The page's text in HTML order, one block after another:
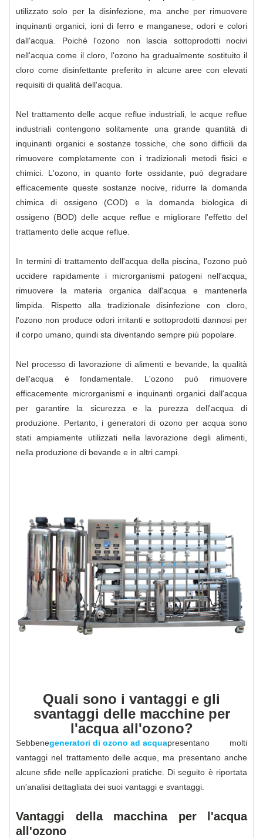
utilizzato solo per la disinfezione, ma anche per rimuovere
inquinanti organici, ioni di ferro e manganese, odori e colori
dall'acqua. Poiché l'ozono non lascia sottoprodotti nocivi
nell'acqua come il cloro, l'ozono ha gradualmente sostituito il
cloro come disinfettante preferito in alcune aree con elevati
requisiti di qualità dell'acqua.
Nel trattamento delle acque reflue industriali, le acque reflue
industriali contengono solitamente una grande quantità di
inquinanti organici e sostanze tossiche, che sono difficili da
rimuovere completamente con i tradizionali metodi fisici e
chimici. L'ozono, in quanto forte ossidante, può degradare
efficacemente queste sostanze nocive, ridurre la domanda
chimica di ossigeno (COD) e la domanda biologica di
ossigeno (BOD) delle acque reflue e migliorare l'effetto del
trattamento delle acque reflue.
In termini di trattamento dell'acqua della piscina, l'ozono può
uccidere rapidamente i microrganismi patogeni nell'acqua,
rimuovere la materia organica dall'acqua e mantenerla
limpida. Rispetto alla tradizionale disinfezione con cloro,
l'ozono non produce odori irritanti e sottoprodotti dannosi per
il corpo umano, quindi sta diventando sempre più popolare.
Nel processo di lavorazione di alimenti e bevande, la qualità
dell'acqua è fondamentale. L'ozono può rimuovere
efficacemente microrganismi e inquinanti organici dall'acqua
per garantire la sicurezza e la purezza dell'acqua di
produzione. Pertanto, i generatori di ozono per acqua sono
stati ampiamente utilizzati nella lavorazione degli alimenti,
nella produzione di bevande e in altri campi.
Quali sono i vantaggi e gli
svantaggi delle macchine per
l'acqua all'ozono?
Sebbenegeneratori di ozono ad acquapresentano molti
vantaggi nel trattamento delle acque, ma presentano anche
alcune sfide nelle applicazioni pratiche. Di seguito è riportata
un'analisi dettagliata dei suoi vantaggi e svantaggi.
Vantaggi della macchina per l'acqua
all'ozono